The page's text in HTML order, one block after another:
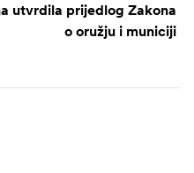
utvrdila prijedlog Zakona
o oružju i municiji